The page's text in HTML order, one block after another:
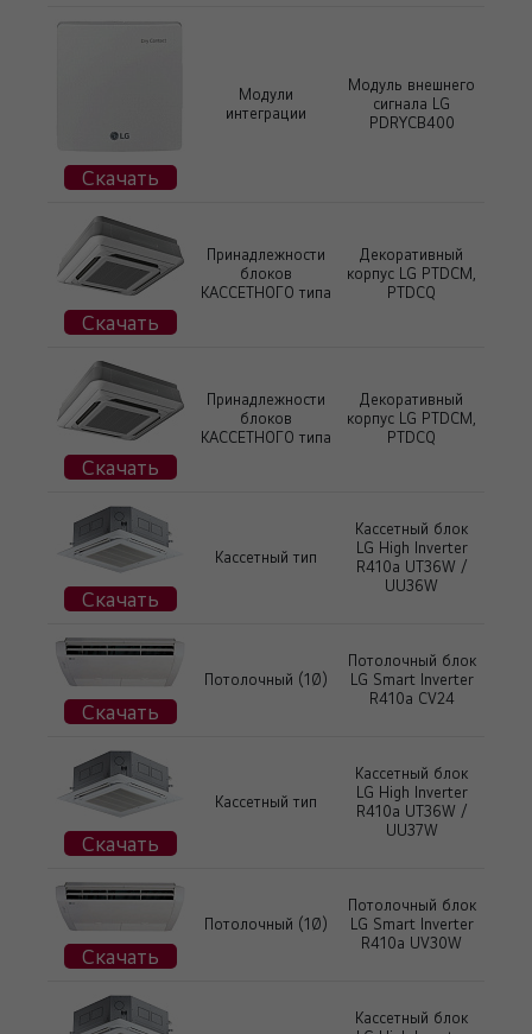
Скачать
Модули
интеграции
Модуль внешнего
сигнала LG
PDRYCB400
Скачать
Принадлежности
блоков
КАССЕТНОГО типа
Декоративный
корпус LG PTDCM,
PTDCQ
Скачать
Принадлежности
блоков
КАССЕТНОГО типа
Декоративный
корпус LG PTDCM,
PTDCQ
Скачать
Кассетный тип
Кассетный блок
LG High Inverter
R410a UT36W /
UU36W
Скачать
Потолочный (1Ø)
Потолочный блок
LG Smart Inverter
R410a CV24
Скачать
Кассетный тип
Кассетный блок
LG High Inverter
R410a UT36W /
UU37W
Скачать
Потолочный (1Ø)
Потолочный блок
LG Smart Inverter
R410a UV30W
Кассетный блок